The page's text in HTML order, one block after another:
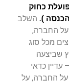
כחוק
). השלב
על החברה,
מכל סוג
שביצעה
כדאי
על החברה, על